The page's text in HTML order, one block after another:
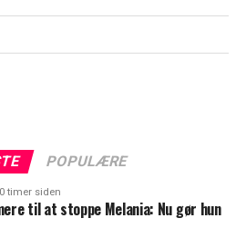
POPULÆRE
timer siden
til at stoppe Melania: Nu gør hun